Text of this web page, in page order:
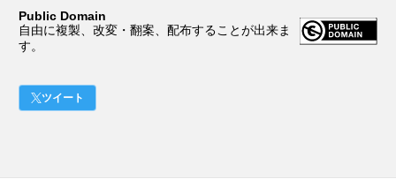
Public Domain
自由に複製、改変・翻案、配布することが出来ま
す。
ツイート